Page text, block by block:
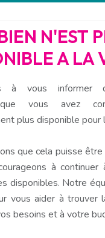
N'EST
A LA
à vous informer
que vous avez
plus disponible pour
que cela puisse être
à continuer
disponibles. Notre
vous aider à trouver
besoins et à votre